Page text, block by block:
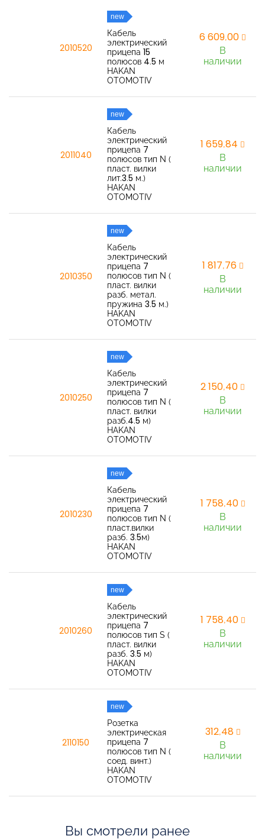
2010520
new
Кабель
электрический
прицепа 15
полюсов 4.5 м
HAKAN
OTOMOTIV
6 609,00
В
наличии
2011040
new
Кабель
электрический
прицепа 7
полюсов тип N (
пласт. вилки
лит.3.5 м.)
HAKAN
OTOMOTIV
1 659,84
В
наличии
2010350
new
Кабель
электрический
прицепа 7
полюсов тип N (
пласт. вилки
разб. метал.
пружина 3.5 м.)
HAKAN
OTOMOTIV
1 817,76
В
наличии
2010250
new
Кабель
электрический
прицепа 7
полюсов тип N (
пласт. вилки
разб.4.5 м)
HAKAN
OTOMOTIV
2 150,40
В
наличии
2010230
new
Кабель
электрический
прицепа 7
полюсов тип N (
пласт.вилки
разб. 3.5м)
HAKAN
OTOMOTIV
1 758,40
В
наличии
2010260
new
Кабель
электрический
прицепа 7
полюсов тип S (
пласт. вилки
разб. 3.5 м)
HAKAN
OTOMOTIV
1 758,40
В
наличии
2110150
new
Розетка
электрическая
прицепа 7
полюсов тип N (
соед. винт.)
HAKAN
OTOMOTIV
312,48
В
наличии
Вы смотрели ранее